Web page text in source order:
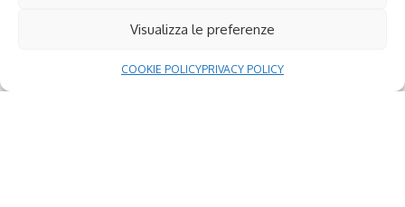
Visualizza le preferenze
COOKIE POLICYPRIVACY POLICY